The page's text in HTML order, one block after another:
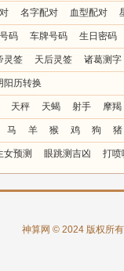
名字配对 血型配对
码 车牌号码 生日密码
灵签 天后灵签 诸葛测字
阳历转换
天秤 天蝎 射手 摩羯
马 羊 猴 鸡 狗 猪
女预测 眼跳测吉凶 打喷
神算网 © 2024 版权所